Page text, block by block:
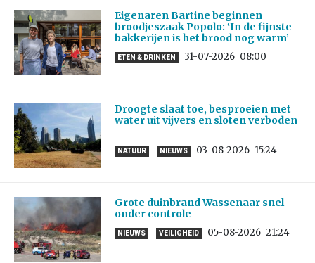
Eigenaren Bartine beginnen
broodjeszaak Popolo: ‘In de fijnste
bakkerijen is het brood nog warm’
ETEN & DRINKEN 31-07-2026 08:00
Droogte slaat toe, besproeien met
water uit vijvers en sloten verboden
NATUUR NIEUWS 03-08-2026 15:24
Grote duinbrand Wassenaar snel
onder controle
NIEUWS VEILIGHEID 05-08-2026 21:24